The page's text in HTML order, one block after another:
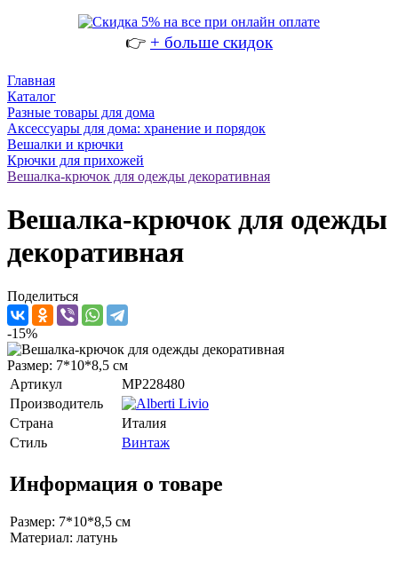
👉 + больше скидок
Главная
Каталог
Разные товары для дома
Аксессуары для дома: хранение и порядок
Вешалки и крючки
Крючки для прихожей
Вешалка-крючок для одежды декоративная
Вешалка-крючок для одежды
декоративная
Поделиться
-15%
Размер: 7*10*8,5 см
Артикул
MP228480
Производитель
Страна
Италия
Стиль
Винтаж
Информация о товаре
Размер: 7*10*8,5 см
Материал: латунь